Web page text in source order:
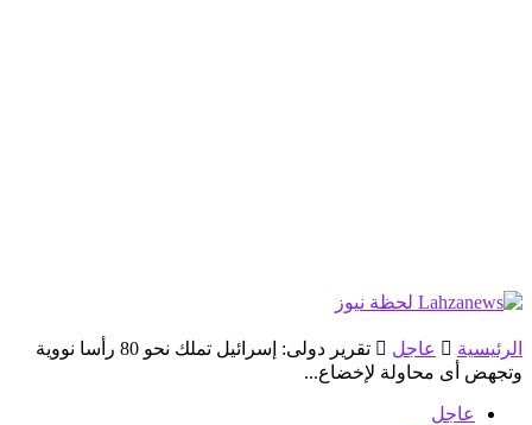
الرئيسية عاجل
تقرير دولى: إسرائيل تملك نحو 80 رأسا نووية
وتجهض أى محاولة لإخضاع...
عاجل